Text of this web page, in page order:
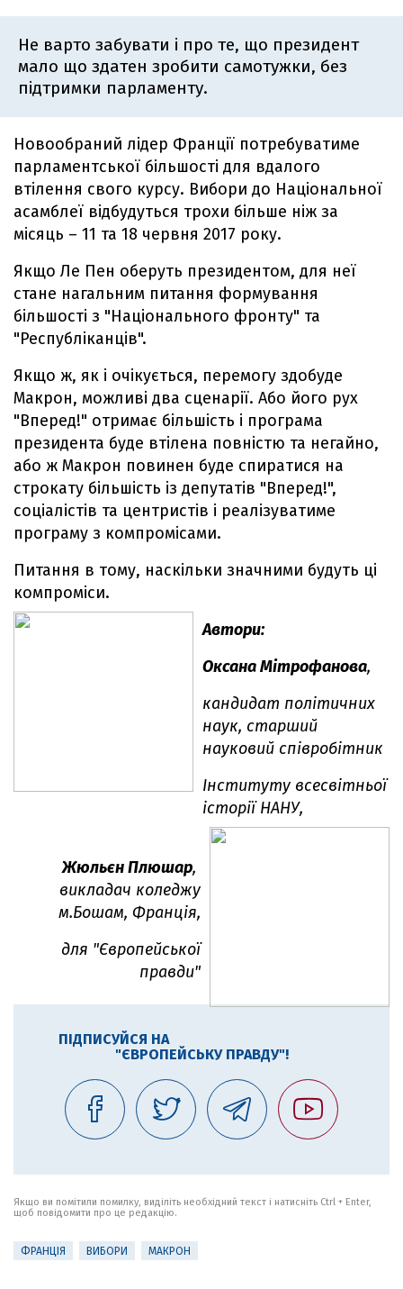
Не варто забувати і про те, що президент
мало що здатен зробити самотужки, без
підтримки парламенту.
Новообраний лідер Франції потребуватиме
парламентської більшості для вдалого
втілення свого курсу. Вибори до Національної
асамблеї відбудуться трохи більше ніж за
місяць – 11 та 18 червня 2017 року.
Якщо Ле Пен оберуть президентом, для неї
стане нагальним питання формування
більшості з "Національного фронту" та
"Республіканців".
Якщо ж, як і очікується, перемогу здобуде
Макрон, можливі два сценарії. Або його рух
"Вперед!" отримає більшість і програма
президента буде втілена повністю та негайно,
або ж Макрон повинен буде спиратися на
строкату більшість із депутатів "Вперед!",
соціалістів та центристів і реалізуватиме
програму з компромісами.
Питання в тому, наскільки значними будуть ці
компроміси.
Автори:
Оксана Мітрофанова,
кандидат політичних
наук, старший
науковий співробітник
Інституту всесвітньої
історії НАНУ,
Жюльєн Плюшар,
викладач коледжу
м.Бошам, Франція,
для "Європейської
правди"
ПІДПИСУЙСЯ НА
"ЄВРОПЕЙСЬКУ ПРАВДУ"!
Якщо ви помітили помилку, виділіть необхідний текст і натисніть Ctrl + Enter,
щоб повідомити про це редакцію.
ФРАНЦІЯ ВИБОРИ МАКРОН